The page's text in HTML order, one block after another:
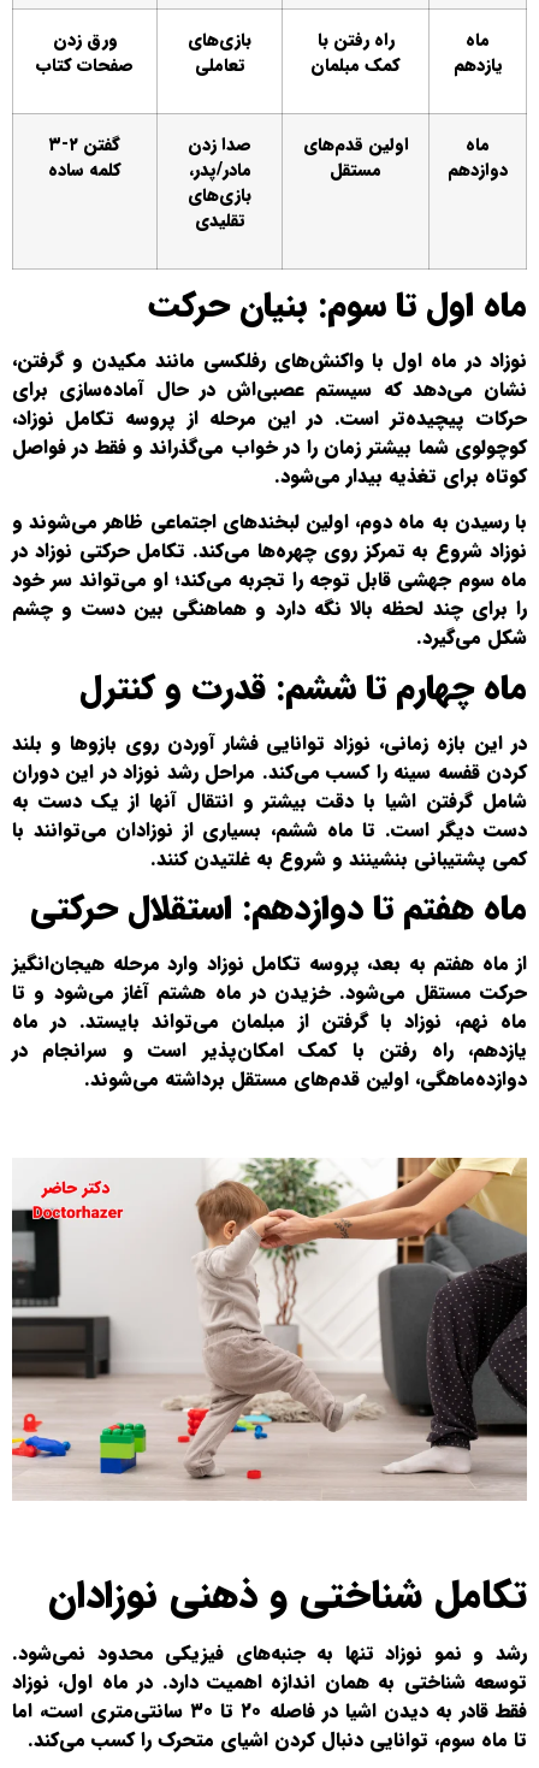
ماه
یازدهم
راه رفتن با
کمک مبلمان
بازی‌های
تعاملی
ورق زدن
صفحات کتاب
ماه
دوازدهم
اولین قدم‌های
مستقل
صدا زدن
مادر/پدر،
بازی‌های
تقلیدی
گفتن ۲-۳
کلمه ساده
ماه اول تا سوم: بنیان حرکت
نوزاد در ماه اول با واکنش‌های رفلکسی مانند مکیدن و گرفتن،
نشان می‌دهد که سیستم عصبی‌اش در حال آماده‌سازی برای
حرکات پیچیده‌تر است. در این مرحله از پروسه تکامل نوزاد،
کوچولوی شما بیشتر زمان را در خواب می‌گذراند و فقط در فواصل
کوتاه برای تغذیه بیدار می‌شود.
با رسیدن به ماه دوم، اولین لبخندهای اجتماعی ظاهر می‌شوند و
نوزاد شروع به تمرکز روی چهره‌ها می‌کند. تکامل حرکتی نوزاد در
ماه سوم جهشی قابل توجه را تجربه می‌کند؛ او می‌تواند سر خود
را برای چند لحظه بالا نگه دارد و هماهنگی بین دست و چشم
شکل می‌گیرد.
ماه چهارم تا ششم: قدرت و کنترل
در این بازه زمانی، نوزاد توانایی فشار آوردن روی بازوها و بلند
کردن قفسه سینه را کسب می‌کند. مراحل رشد نوزاد در این دوران
شامل گرفتن اشیا با دقت بیشتر و انتقال آنها از یک دست به
دست دیگر است. تا ماه ششم، بسیاری از نوزادان می‌توانند با
کمی پشتیبانی بنشینند و شروع به غلتیدن کنند.
ماه هفتم تا دوازدهم: استقلال حرکتی
از ماه هفتم به بعد، پروسه تکامل نوزاد وارد مرحله هیجان‌انگیز
حرکت مستقل می‌شود. خزیدن در ماه هشتم آغاز می‌شود و تا
ماه نهم، نوزاد با گرفتن از مبلمان می‌تواند بایستد. در ماه
یازدهم، راه رفتن با کمک امکان‌پذیر است و سرانجام در
دوازده‌ماهگی، اولین قدم‌های مستقل برداشته می‌شوند.
تکامل شناختی و ذهنی نوزادان
رشد و نمو نوزاد تنها به جنبه‌های فیزیکی محدود نمی‌شود.
توسعه شناختی به همان اندازه اهمیت دارد. در ماه اول، نوزاد
فقط قادر به دیدن اشیا در فاصله ۲۰ تا ۳۰ سانتی‌متری است، اما
تا ماه سوم، توانایی دنبال کردن اشیای متحرک را کسب می‌کند.